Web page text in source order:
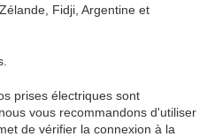
Fidji, Argentine et
prises électriques sont
vous recommandons d'utiliser
de vérifier la connexion à la